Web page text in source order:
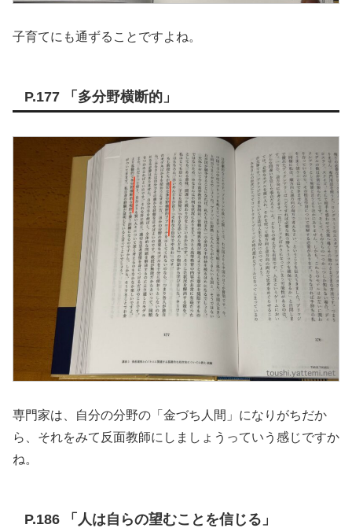
子育てにも通ずることですよね。
P.177 「多分野横断的」
専門家は、自分の分野の「金づち人間」になりがちだか
ら、それをみて反面教師にしましょうっていう感じですか
ね。
P.186 「人は自らの望むことを信じる」